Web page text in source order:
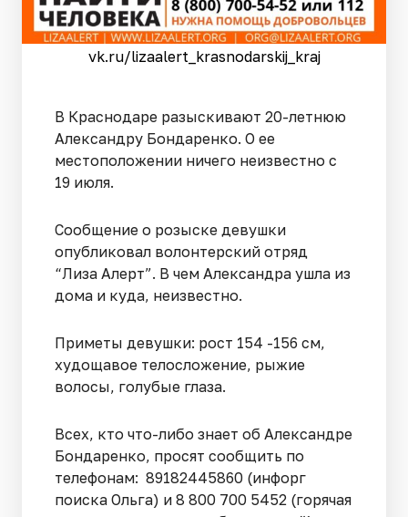
vk.ru/lizaalert_krasnodarskij_kraj
В Краснодаре разыскивают 20-летнюю
Александру Бондаренко. О ее
местоположении ничего неизвестно с
19 июля.
Сообщение о розыске девушки
опубликовал волонтерский отряд
“Лиза Алерт”. В чем Александра ушла из
дома и куда, неизвестно.
Приметы девушки: рост 154 -156 см,
худощавое телосложение, рыжие
волосы, голубые глаза.
Всех, кто что-либо знает об Александре
Бондаренко, просят сообщить по
телефонам: 89182445860 (инфорг
поиска Ольга) и 8 800 700 5452 (горячая